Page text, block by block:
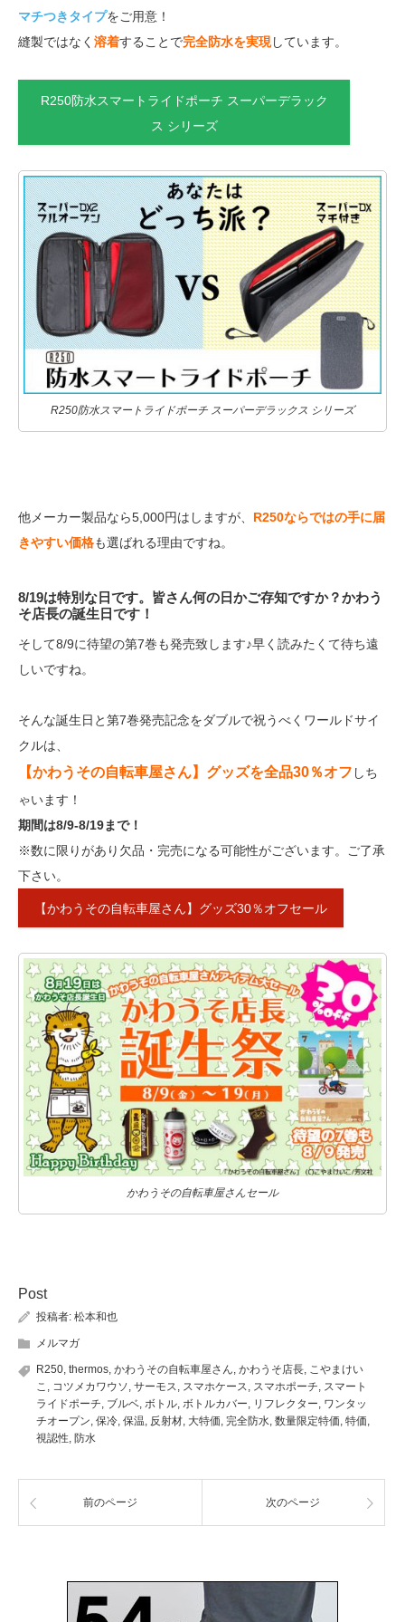
マチつきタイプをご用意！
縫製ではなく 溶着することで完全防水を実現しています。
R250防水スマートライドポーチ スーパーデラック
ス シリーズ
R250防水スマートライドポーチ スーパーデラックス シリーズ
他メーカー製品なら5,000円はしますが、 R250ならではの手に届
きやすい価格も選ばれる理由ですね。
8/19は特別な日です。皆さん何の日かご存知ですか？かわう
そ店長の誕生日です！
そして8/9に待望の第7巻も発売致します♪早く読みたくて待ち遠
しいですね。
そんな誕生日と第7巻発売記念をダブルで祝うべくワールドサイ
クルは、
【かわうその自転車屋さん】グッズを全品30％オフ しち
ゃいます！
期間は8/9-8/19まで！
※数に限りがあり欠品・完売になる可能性がございます。ご了承
下さい。
【かわうその自転車屋さん】グッズ30％オフセール
かわうその自転車屋さんセール
Post
投稿者: 松本和也
メルマガ
R250 thermos かわうその自転車屋さん かわうそ店長
こやまけい
こ
コツメカワウソ サーモス スマホケース スマホポーチ
スマート
ライドポーチ ブルベ ボトル ボトルカバー リフレクター ワンタッ
チオープン 保冷 保温 反射材 大特価 完全防水 数量限定特価 特価
視認性 防水
前のページ 次のページ